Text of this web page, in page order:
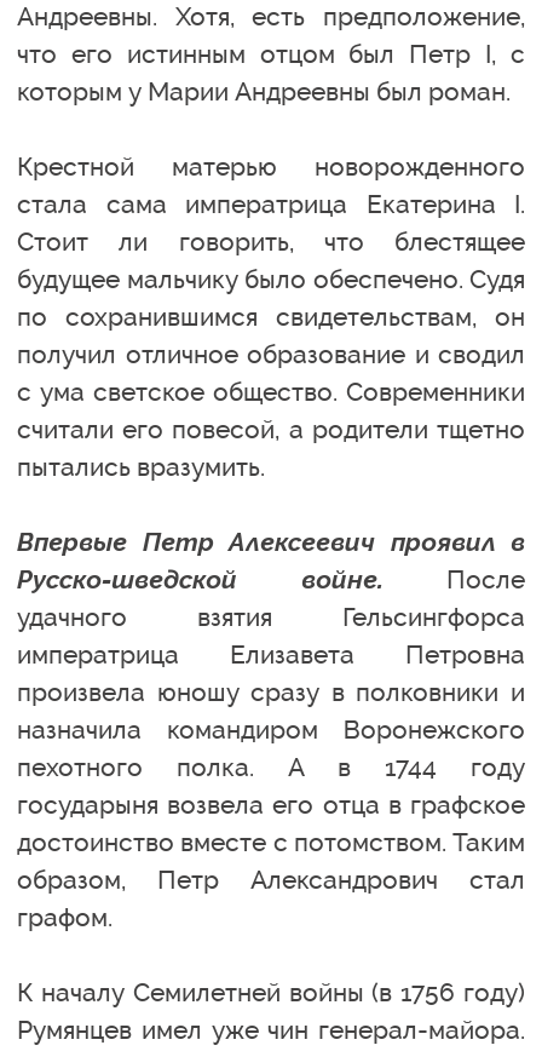
Андреевны. Хотя, есть предположение,
что его истинным отцом был Петр I, с
которым у Марии Андреевны был роман.
Крестной матерью новорожденного
стала сама императрица Екатерина I.
Стоит ли говорить, что блестящее
будущее мальчику было обеспечено. Судя
по сохранившимся свидетельствам, он
получил отличное образование и сводил
с ума светское общество. Современники
считали его повесой, а родители тщетно
пытались вразумить.
Впервые Петр Алексеевич проявил в
Русско-шведской войне. После
удачного взятия Гельсингфорса
императрица Елизавета Петровна
произвела юношу сразу в полковники и
назначила командиром Воронежского
пехотного полка. А в 1744 году
государыня возвела его отца в графское
достоинство вместе с потомством. Таким
образом, Петр Александрович стал
графом.
К началу Семилетней войны (в 1756 году)
Румянцев имел уже чин генерал-майора.